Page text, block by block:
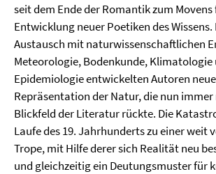
seit dem Ende der Romantik zum Movens
Entwicklung neuer Poetiken des Wissens.
Austausch mit naturwissenschaftlichen
Meteorologie, Bodenkunde, Klimatologie
Epidemiologie entwickelten Autoren
Repräsentation der Natur, die nun immer
Blickfeld der Literatur rückte. Die
Laufe des 19. Jahrhunderts zu einer weit
Trope, mit Hilfe derer sich Realität neu
und gleichzeitig ein Deutungsmuster für